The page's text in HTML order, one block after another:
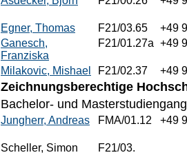
Egner, Thomas F21/03.65
+49
Ganesch,
Franziska
F21/01.27a +49
Milakovic, Mishael F21/02.37 +49
Zeichnungsberechtige
Bachelor- und
Jungherr, Andreas FMA/01.12 +49
Scheller, Simon F21/03.